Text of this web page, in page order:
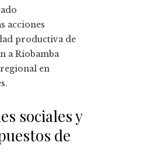
acciones
productiva de
a Riobamba
en
sociales y
de